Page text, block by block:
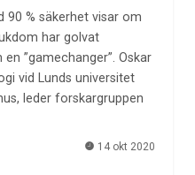
90 % säkerhet visar om
har golvat
”gamechanger”. Oskar
vid Lunds universitet
leder forskargruppen
14 okt 2020